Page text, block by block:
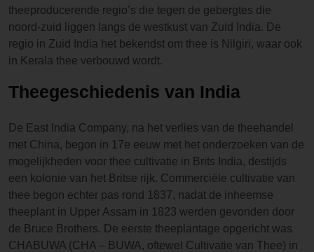
theeproducerende regio’s die tegen de gebergtes die
noord-zuid liggen langs de westkust van Zuid India. De
regio in Zuid India het bekendst om thee is Nilgiri, waar ook
in Kerala thee verbouwd wordt.
Theegeschiedenis van India
De East India Company, na het verlies van de theehandel
met China, begon in 17e eeuw met het onderzoeken van de
mogelijkheden voor thee cultivatie in Brits India, destijds
een kolonie van het Britse rijk. Commerciële cultivatie van
thee begon echter pas rond 1837, nadat de inheemse
theeplant in Upper Assam in 1823 werden gevonden door
de Bruce Brothers. De eerste theeplantage opgericht was
CHABUWA (CHA – BUWA, oftewel Cultivatie van Thee) in